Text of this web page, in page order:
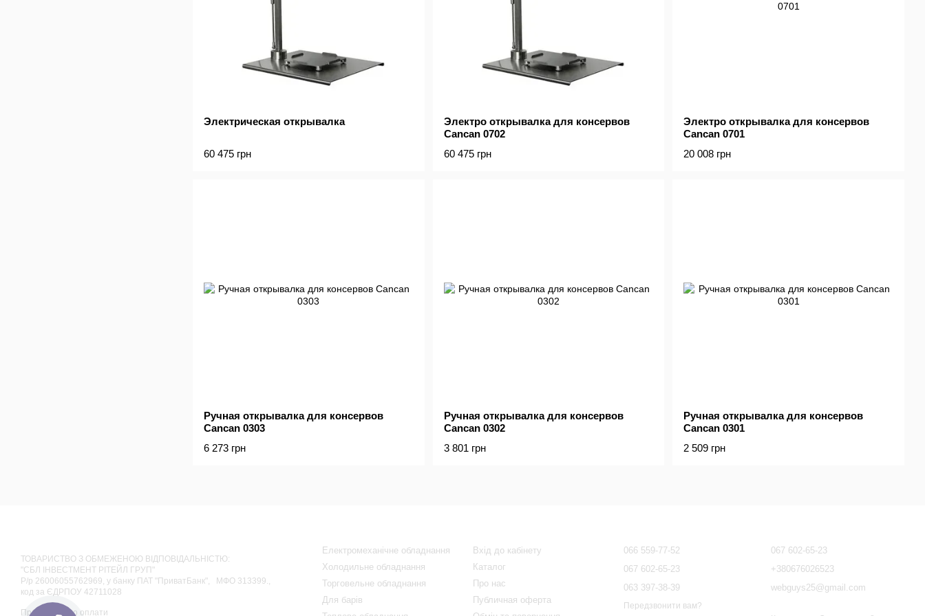
Электрическая открывалка
60 475 грн
Электро открывалка для консервов
Cancan 0702
60 475 грн
Электро открывалка для консервов
Cancan 0701
20 008 грн
Ручная открывалка для консервов
Cancan 0303
6 273 грн
Ручная открывалка для консервов
Cancan 0302
3 801 грн
Ручная открывалка для консервов
Cancan 0301
2 509 грн
ТОВАРИСТВО З ОБМЕЖЕНОЮ ВІДПОВІДАЛЬНІСТЮ:
"СБЛ ІНВЕСТМЕНТ РІТЕЙЛ ГРУП"
Р/р 26006055762969, у банку ПАТ "ПриватБанк", МФО 313399.,
код за ЄДРПОУ 42711028
Приймаємо до оплати
Електромеханічне обладнання
Холодильне обладнання
Торговельне обладнання
Для барів
Вхід до кабінету
Каталог
Про нас
Публичная оферта
066 559-77-52
067 602-65-23
063 397-38-39
Передзвонити вам?
067 602-65-23
+380676026523
webguys25@gmail.com